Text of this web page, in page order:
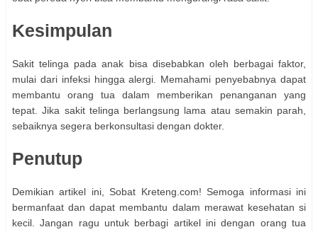
Kesimpulan
Sakit telinga pada anak bisa disebabkan oleh berbagai faktor,
mulai dari infeksi hingga alergi. Memahami penyebabnya dapat
membantu orang tua dalam memberikan penanganan yang
tepat. Jika sakit telinga berlangsung lama atau semakin parah,
sebaiknya segera berkonsultasi dengan dokter.
Penutup
Demikian artikel ini, Sobat Kreteng.com! Semoga informasi ini
bermanfaat dan dapat membantu dalam merawat kesehatan si
kecil. Jangan ragu untuk berbagi artikel ini dengan orang tua